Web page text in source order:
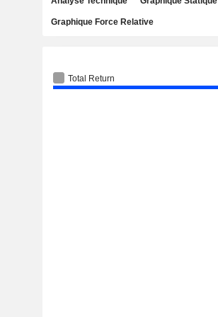
Graphique Force Relative
Total Return